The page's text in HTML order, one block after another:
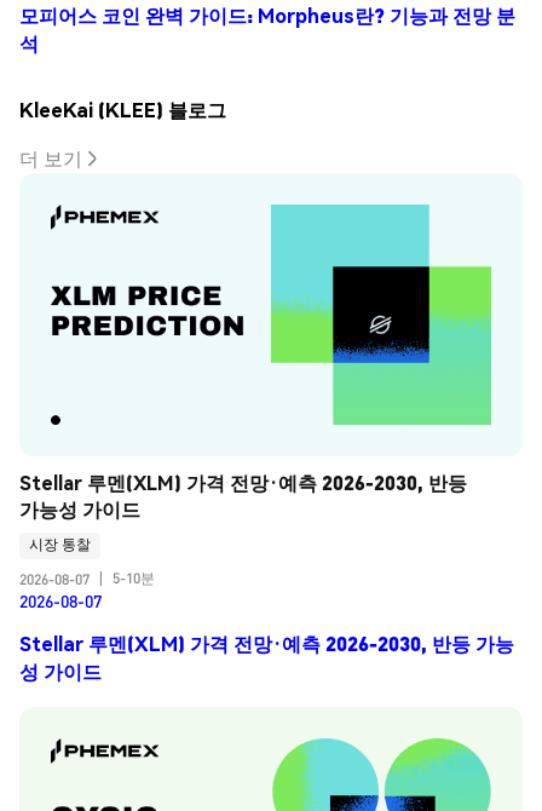
모피어스 코인 완벽 가이드: Morpheus란? 기능과 전망 분
석
KleeKai (KLEE) 블로그
더 보기
Stellar 루멘(XLM) 가격 전망·예측 2026-2030, 반등
가능성 가이드
시장 통찰
2026-08-07
5-10분
2026-08-07
Stellar 루멘(XLM) 가격 전망·예측 2026-2030, 반등 가능
성 가이드